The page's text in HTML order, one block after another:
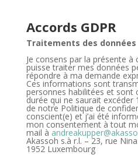
Accords GDPR
Traitements des données
Je consens par la présente à
puisse traiter mes données
répondre à ma demande
Ces informations sont
personnes habilitées et sont
durée qui ne saurait excéder
de notre Politique de
conscient(e) et j’ai été
mon consentement à tout
mail à
Akassoh s.à r.l. – 23, rue
1952 Luxembourg